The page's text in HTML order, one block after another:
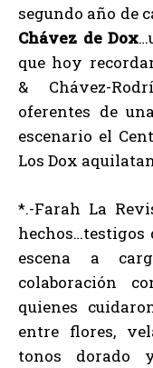
segundo año de
Chávez de Dox
que hoy
& Chávez-
oferentes de
escenario el
Los Dox
*.-Farah La
hechos…testigos
escena a
colaboración
quienes
entre flores,
tonos dorado